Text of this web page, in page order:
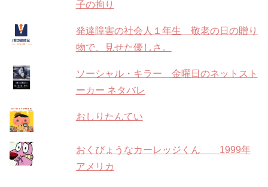
子の拘り
発達障害の社会人１年生 敬老の日の贈り
物で、見せた優しさ。
ソーシャル・キラー 金曜日のネットスト
ーカー ネタバレ
おしりたんてい
おくびょうなカーレッジくん 1999年
アメリカ